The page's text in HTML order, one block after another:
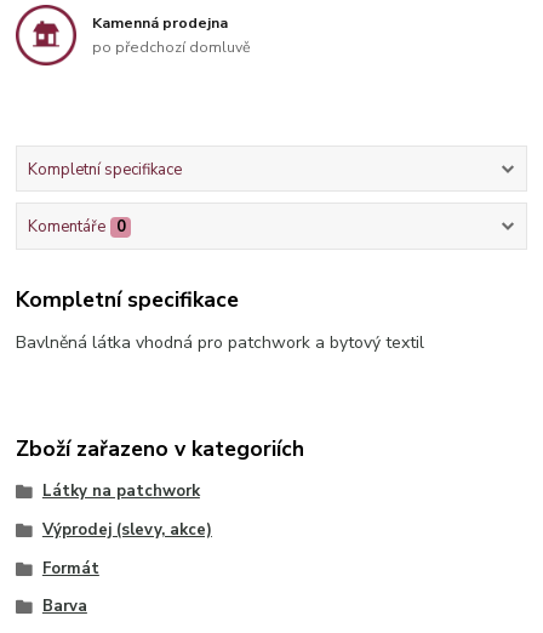
Kamenná prodejna
po předchozí domluvě
Kompletní specifikace
Komentáře 0
Kompletní specifikace
Bavlněná látka vhodná pro patchwork a bytový textil
Zboží zařazeno v kategoriích
Látky na patchwork
Výprodej (slevy, akce)
Formát
Barva